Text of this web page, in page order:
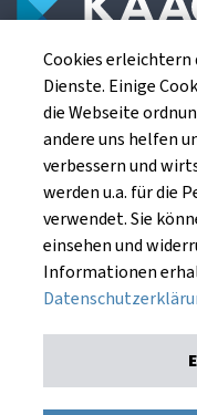
Die Kaack
Agrarterminbörsen.
Kaack Terminhandel
Am Markt 8
49661 Cloppenburg
Cookies
Dienste. Einige
die Webseite
andere uns helfen
verbessern und
werden u.a. für die
verwendet. Sie
einsehen und
Informationen